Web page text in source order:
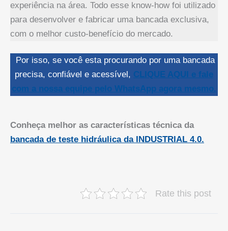
experiência na área. Todo esse know-how foi utilizado
para desenvolver e fabricar uma bancada exclusiva,
com o melhor custo-benefício do mercado.
Por isso, se você esta procurando por uma bancada
precisa, confiável e acessível, CLIQUE AQUI e fale
com a nossa equipe pelo WhatsApp agora mesmo.
Conheça melhor as características técnica da
bancada de teste hidráulica da INDUSTRIAL 4.0.
Rate this post